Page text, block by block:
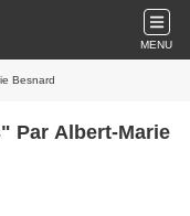
MENU
Besnard
Par Albert-Marie